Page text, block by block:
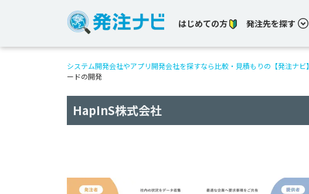
はじめての方 発注先を探す
システム開発会社やアプリ開発会社を探すなら比較・見積もりの【発注ナビ】
ードの開発
HapInS株式会社